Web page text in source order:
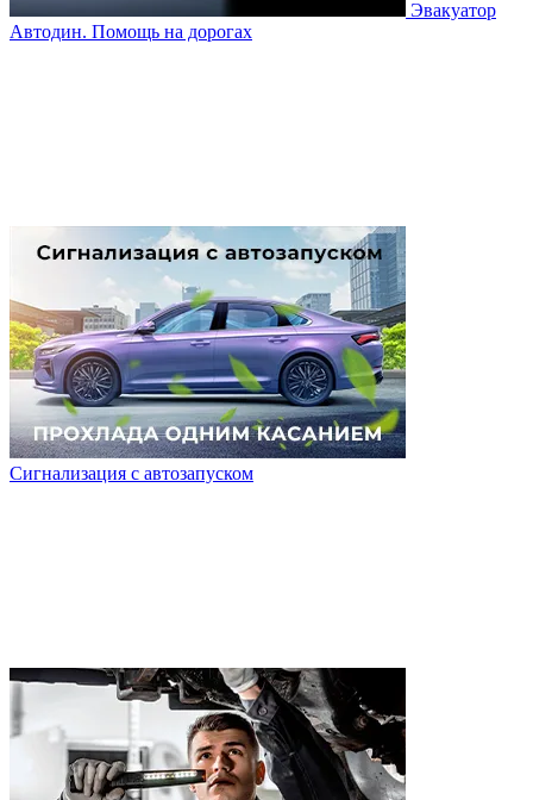
Эвакуатор
Автодин. Помощь на дорогах
Сигнализация с автозапуском